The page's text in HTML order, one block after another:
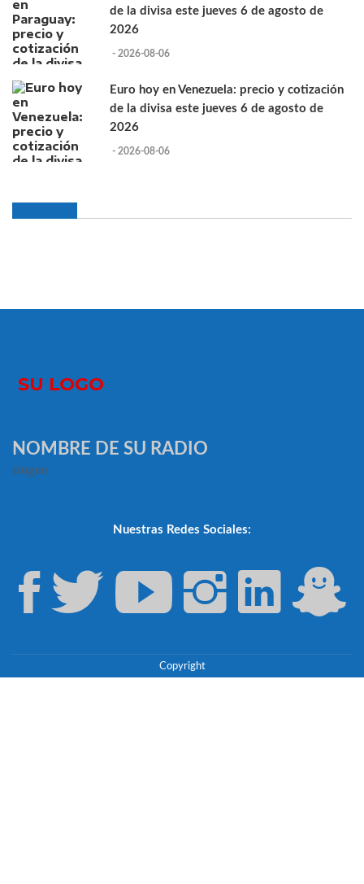
de la divisa este jueves 6 de agosto de
2026
- 2026-08-06
Euro hoy en Venezuela: precio y cotización
de la divisa este jueves 6 de agosto de
2026
- 2026-08-06
NOMBRE DE SU RADIO
slogan
Nuestras Redes Sociales:
Copyright